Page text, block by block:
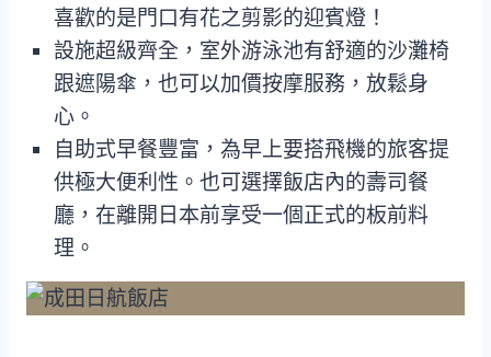
喜歡的是門口有花之剪影的迎賓燈！
設施超級齊全，室外游泳池有舒適的沙灘椅
跟遮陽傘，也可以加價按摩服務，放鬆身
心。
自助式早餐豐富，為早上要搭飛機的旅客提
供極大便利性。也可選擇飯店內的壽司餐
廳，在離開日本前享受一個正式的板前料
理。